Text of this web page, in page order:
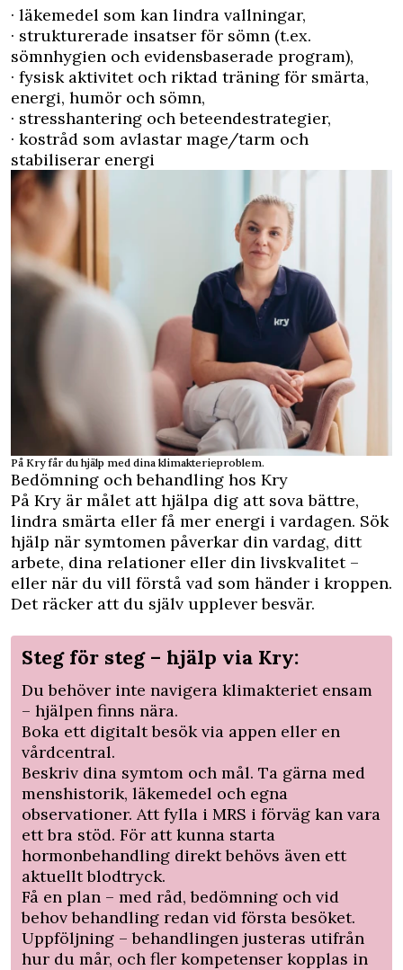
· läkemedel som kan lindra vallningar,
· strukturerade insatser för sömn (t.ex.
sömnhygien och evidensbaserade program),
· fysisk aktivitet och riktad träning för smärta,
energi, humör och sömn,
· stresshantering och beteendestrategier,
· kostråd som avlastar mage/tarm och
stabiliserar energi
På Kry får du hjälp med dina klimakterieproblem.
Bedömning och behandling hos Kry
På Kry är målet att hjälpa dig att sova bättre,
lindra smärta eller få mer energi i vardagen. Sök
hjälp när symtomen påverkar din vardag, ditt
arbete, dina relationer eller din livskvalitet –
eller när du vill förstå vad som händer i kroppen.
Det räcker att du själv upplever besvär.
Steg för steg – hjälp via Kry:
Du behöver inte navigera klimakteriet ensam
– hjälpen finns nära.
Boka ett digitalt besök via appen eller en
vårdcentral.
Beskriv dina symtom och mål. Ta gärna med
menshistorik, läkemedel och egna
observationer. Att fylla i MRS i förväg kan vara
ett bra stöd. För att kunna starta
hormonbehandling direkt behövs även ett
aktuellt blodtryck.
Få en plan – med råd, bedömning och vid
behov behandling redan vid första besöket.
Uppföljning – behandlingen justeras utifrån
hur du mår, och fler kompetenser kopplas in